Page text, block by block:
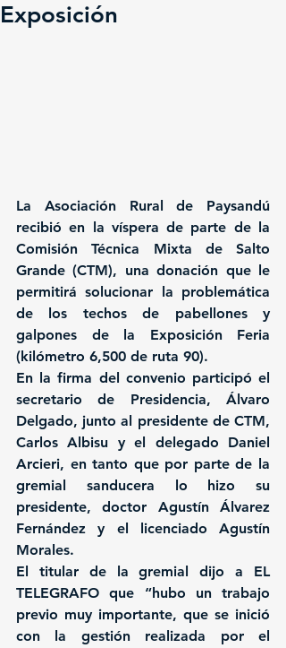
Exposición
La Asociación Rural de Paysandú
recibió en la víspera de parte de la
Comisión Técnica Mixta de Salto
Grande (CTM), una donación que le
permitirá solucionar la problemática
de los techos de pabellones y
galpones de la Exposición Feria
(kilómetro 6,500 de ruta 90).
En la firma del convenio participó el
secretario de Presidencia, Álvaro
Delgado, junto al presidente de CTM,
Carlos Albisu y el delegado Daniel
Arcieri, en tanto que por parte de la
gremial sanducera lo hizo su
presidente, doctor Agustín Álvarez
Fernández y el licenciado Agustín
Morales.
El titular de la gremial dijo a EL
TELEGRAFO que “hubo un trabajo
previo muy importante, que se inició
con la gestión realizada por el